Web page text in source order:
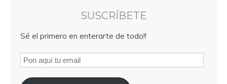
SUSCRÍBETE
Sé el primero en enterarte de todo!!